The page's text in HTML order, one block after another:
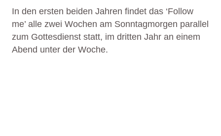
In den ersten beiden Jahren findet das ‘Follow
me’ alle zwei Wochen am Sonntagmorgen parallel
zum Gottesdienst statt, im dritten Jahr an einem
Abend unter der Woche.